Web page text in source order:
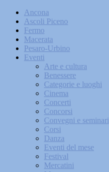
Ancona
Ascoli Piceno
Fermo
Macerata
Pesaro-Urbino
Eventi
Arte e cultura
Benessere
Categorie e luoghi
Cinema
Concerti
Concorsi
Convegni e seminari
Corsi
Danza
Eventi del mese
Festival
Mercatini